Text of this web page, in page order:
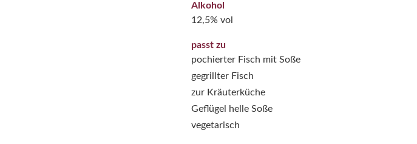
Alkohol
12,5% vol
passt zu
pochierter Fisch mit Soße
gegrillter Fisch
zur Kräuterküche
Geflügel helle Soße
vegetarisch